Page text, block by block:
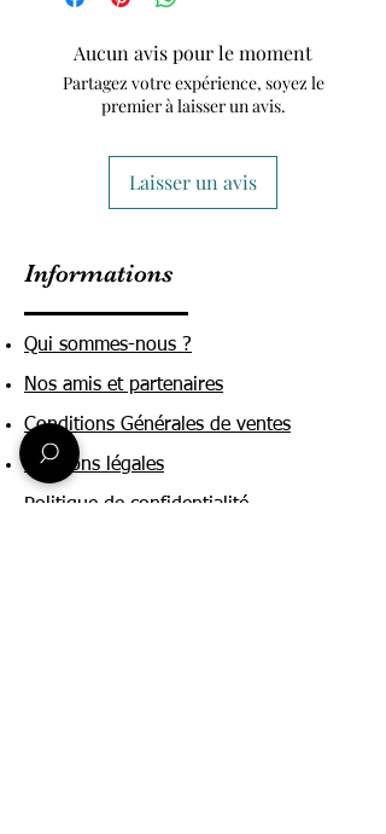
Aucun avis pour le moment
Partagez votre expérience, soyez le
premier à laisser un avis.
Laisser un avis
Informations
Qui sommes-nous ?
Nos amis et partenaires
Conditions Générales de ventes
Mentions légales
Politique de confidentialité